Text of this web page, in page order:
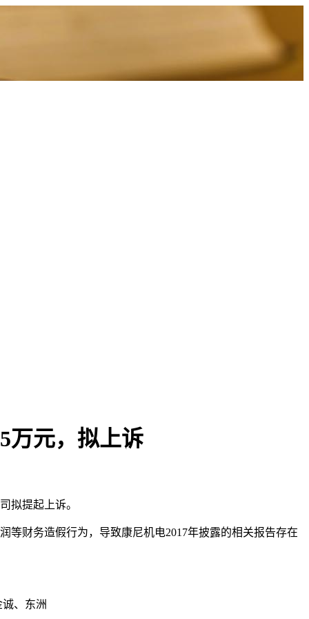
万元，拟上诉
拟提起上诉。
等财务造假行为，导致康尼机电2017年披露的相关报告存在
、东洲